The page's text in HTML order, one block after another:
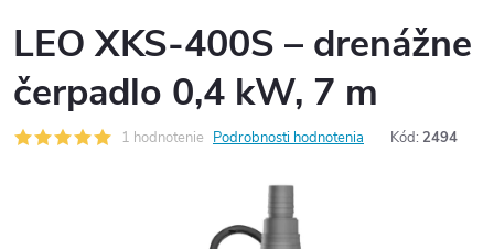
LEO XKS-400S – drenážne
čerpadlo 0,4 kW, 7 m
1 hodnotenie Podrobnosti hodnotenia Kód: 2494